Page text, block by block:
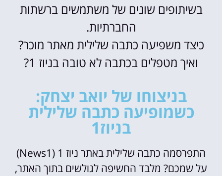
בשיתופים שונים של משתמשים ברשתות
החברתיות.
כיצד משפיעה כתבה שלילית מאתר מוכר?
ואיך מטפלים בכתבה לא טובה בניוז 1?
בניצוחו של יואב יצחק:
כשמופיעה כתבה שלילית
בניוז1
התפרסמה כתבה שלילית באתר ניוז 1 (News1)
על שמכם? מלבד החשיפה לגולשים בתוך האתר,